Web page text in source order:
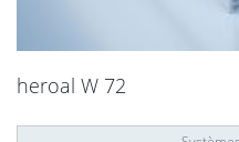
heroal W 72